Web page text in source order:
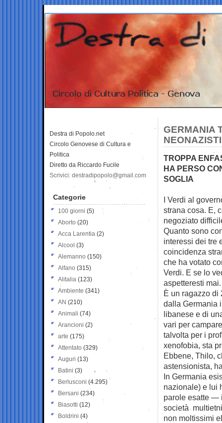
GERMANIA
NEONAZISTI
TROPPA
HA PERSO
SOGLIA
I Verdi al
strana cosa. E,
negoziato
Quanto sono
interessi dei tre
coincidenza
che ha votato
Verdi. E se lo
aspetteresti mai.
È un ragazzo di
dalla Germania
libanese e di
vari per
talvolta per i
xenofobia, sta
Ebbene, Thilo,
astensionista,
In Germania
nazionale) e lui
parole esatte —
società
non moltissimi
Destra di Popolo.net
Circolo Genovese di Cultura e
Politica
Diretto da Riccardo Fucile
Scrivici: destradipopolo@gmail.com
Categorie
100 giorni (5)
Aborto (20)
Acca Larentia (2)
Alcool (3)
Alemanno (150)
Alfano (315)
Alitalia (123)
Ambiente (341)
AN (210)
Animali (74)
Arancioni (2)
arte (175)
Attentato (329)
Auguri (13)
Batini (3)
Berlusconi (4.295)
Bersani (234)
Biasotti (12)
Boldrini (4)